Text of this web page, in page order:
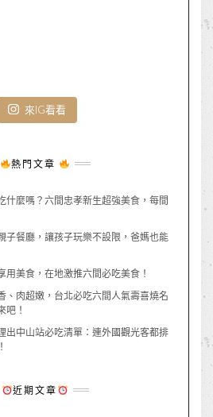
來IG看看
熱門文章
什麼嗎？六間忠孝新生超強美食，每間
子餐廳，讓孩子玩樂不設限，爸媽也能
用美食，在地激推六間必吃美食！
、肉超嫩，台北必吃六間人氣壽喜燒名
吧！
出中山站必吃清單：連外國觀光客都排
近期文章